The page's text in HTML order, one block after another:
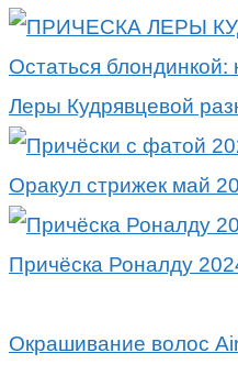
Остаться блондинкой:
Леры Кудрявцевой
Оракул стрижек май
Причёска Роналду
Окрашивание волос